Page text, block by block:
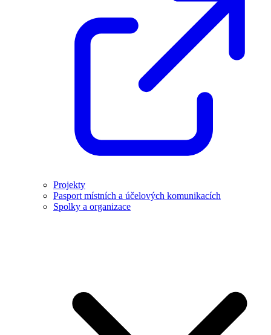
Projekty
Pasport místních a účelových komunikacích
Spolky a organizace